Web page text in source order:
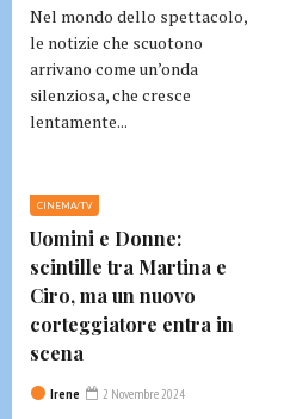
Nel mondo dello spettacolo,
le notizie che scuotono
arrivano come un’onda
silenziosa, che cresce
lentamente...
CINEMA/TV
Uomini e Donne:
scintille tra Martina e
Ciro, ma un nuovo
corteggiatore entra in
scena
Irene 2 Novembre 2024